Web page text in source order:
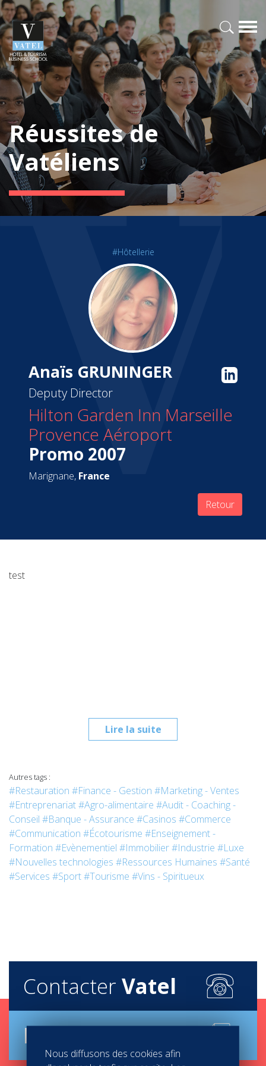
Réussites de
Vatéliens
#Hôtellerie
Anaïs GRUNINGER
Deputy Director
Hilton Garden Inn Marseille
Provence Aéroport
Promo 2007
Marignane, France
Retour
Lire la suite
test
Autres tags :
#Restauration #Finance - Gestion #Marketing - Ventes
#Entreprenariat#Agro-alimentaire #Audit - Coaching -
Conseil #Banque - Assurance #Casinos #Commerce
#Communication #Écotourisme #Enseignement -
Formation #Evènementiel #Immobilier#Industrie #Luxe
#Nouvelles technologies #Ressources Humaines #Santé
#Services #Sport#Tourisme #Vins - Spiritueux
Contacter Vatel
Brochure
Nous diffusons des cookies afin